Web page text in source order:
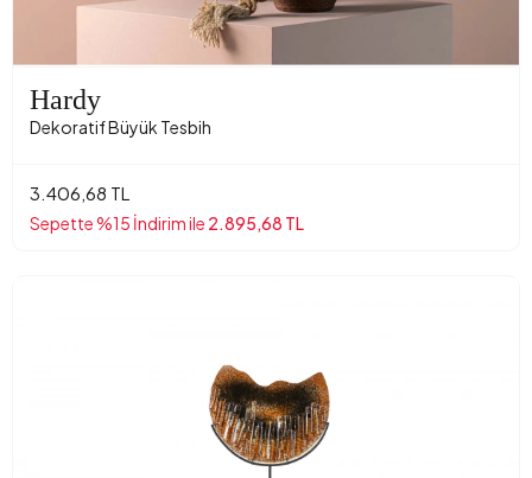
Hardy
Dekoratif Büyük Tesbih
3.406,68 TL
Sepette %15 İndirim ile 2.895,68 TL